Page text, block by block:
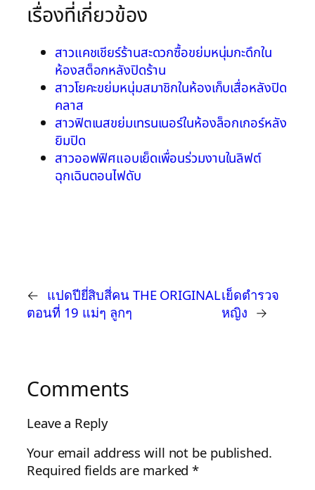
เรื่องที่เกี่ยวข้อง
สาวแคชเชียร์ร้านสะดวกซื้อขย่มหนุ่มกะดึกใน
ห้องสต็อกหลังปิดร้าน
สาวโยคะขย่มหนุ่มสมาชิกในห้องเก็บเสื่อหลังปิด
คลาส
สาวฟิตเนสขย่มเทรนเนอร์ในห้องล็อกเกอร์หลัง
ยิมปิด
สาวออฟฟิศแอบเย็ดเพื่อนร่วมงานในลิฟต์
ฉุกเฉินตอนไฟดับ
← แปดปียี่สิบสี่คน THE ORIGINAL
ตอนที่ 19 แม่ๆ ลูกๆ
เย็ดตำรวจ
หญิง →
Comments
Leave a Reply
Your email address will not be published.
Required fields are marked*